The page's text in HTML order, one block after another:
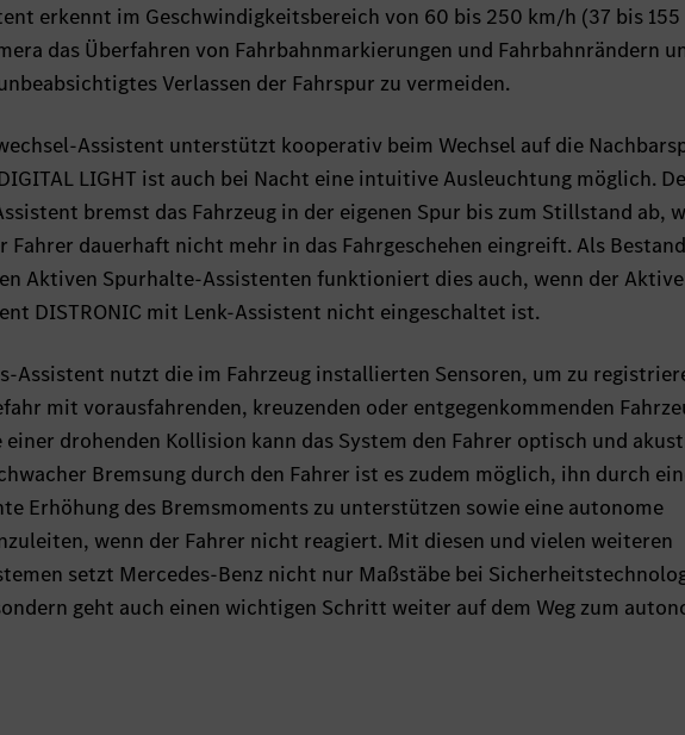
erkennt im Geschwindigkeitsbereich von 60 bis 250 km/h (37 bis 155
das Überfahren von Fahrbahnmarkierungen und Fahrbahnrändern
Verlassen der Fahrspur zu vermeiden.
Assistent unterstützt kooperativ beim Wechsel auf die
LIGHT ist auch bei Nacht eine intuitive Ausleuchtung möglich.
bremst das Fahrzeug in der eigenen Spur bis zum Stillstand ab,
Fahrer dauerhaft nicht mehr in das Fahrgeschehen eingreift. Als
Aktiven Spurhalte-Assistenten funktioniert dies auch, wenn der Aktive
DISTRONIC mit Lenk-Assistent nicht eingeschaltet ist.
Assistent nutzt die im Fahrzeug installierten Sensoren, um zu
mit vorausfahrenden, kreuzenden oder entgegenkommenden
drohenden Kollision kann das System den Fahrer optisch und
Bremsung durch den Fahrer ist es zudem möglich, ihn durch
Erhöhung des Bremsmoments zu unterstützen sowie eine autonome
wenn der Fahrer nicht reagiert. Mit diesen und vielen weiteren
setzt Mercedes-Benz nicht nur Maßstäbe bei
geht auch einen wichtigen Schritt weiter auf dem Weg zum